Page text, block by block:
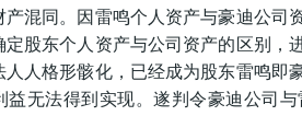
产混同。因雷鸣个人资产与豪迪公司
定股东个人资产与公司资产的区别
人人格形骸化，已经成为股东雷鸣即
益无法得到实现。遂判令豪迪公司